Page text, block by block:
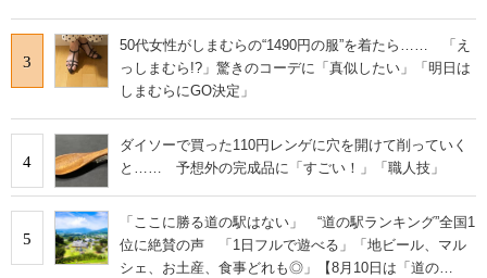
3
50代女性がしまむらの“1490円の服”を着たら…… 「え
っしまむら!?」驚きのコーデに「真似したい」「明日は
しまむらにGO決定」
4
ダイソーで買った110円レンゲに穴を開けて削っていく
と…… 予想外の完成品に「すごい！」「職人技」
5
「ここに勝る道の駅はない」 “道の駅ランキング”全国1
位に絶賛の声 「1日フルで遊べる」「地ビール、マル
シェ、お土産、食事どれも◎」【8月10日は「道の